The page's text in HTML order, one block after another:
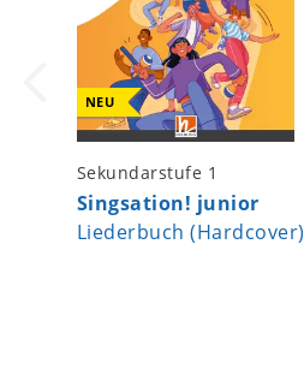
NEU
Sekundarstufe 1
Singsation! junior
Liederbuch (Hardcover)